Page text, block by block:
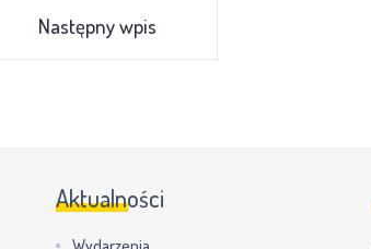
Następny wpis
Aktualności